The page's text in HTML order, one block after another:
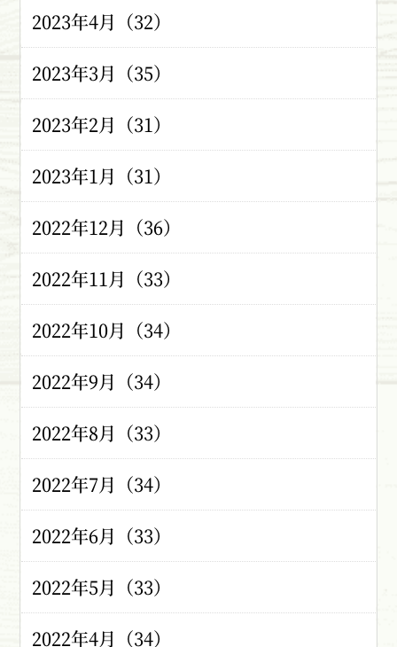
2023年4月（32）
2023年3月（35）
2023年2月（31）
2023年1月（31）
2022年12月（36）
2022年11月（33）
2022年10月（34）
2022年9月（34）
2022年8月（33）
2022年7月（34）
2022年6月（33）
2022年5月（33）
2022年4月（34）